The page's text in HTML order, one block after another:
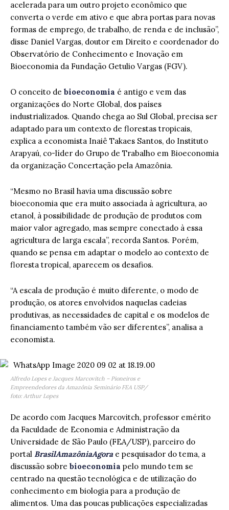
acelerada para um outro projeto econômico que
converta o verde em ativo e que abra portas para novas
formas de emprego, de trabalho, de renda e de inclusão”,
disse Daniel Vargas, doutor em Direito e coordenador do
Observatório de Conhecimento e Inovação em
Bioeconomia da Fundação Getulio Vargas (FGV).
O conceito de bioeconomia é antigo e vem das
organizações do Norte Global, dos países
industrializados. Quando chega ao Sul Global, precisa ser
adaptado para um contexto de florestas tropicais,
explica a economista Inaiê Takaes Santos, do Instituto
Arapyaú, co-líder do Grupo de Trabalho em Bioeconomia
da organização Concertação pela Amazônia.
“Mesmo no Brasil havia uma discussão sobre
bioeconomia que era muito associada à agricultura, ao
etanol, à possibilidade de produção de produtos com
maior valor agregado, mas sempre conectado à essa
agricultura de larga escala”, recorda Santos. Porém,
quando se pensa em adaptar o modelo ao contexto de
floresta tropical, aparecem os desafios.
“A escala de produção é muito diferente, o modo de
produção, os atores envolvidos naquelas cadeias
produtivas, as necessidades de capital e os modelos de
financiamento também vão ser diferentes”, analisa a
economista.
Alfredo Lopes e Jacques Marcovitch – Pioneiros e
Empreendedores da Amazônia Seminário FEA USP/
foto: Arthur Lopes
De acordo com Jacques Marcovitch, professor emérito
da Faculdade de Economia e Administração da
Universidade de São Paulo (FEA/USP), parceiro do
portal BrasilAmazôniaAgora e pesquisador do tema, a
discussão sobre bioeconomia pelo mundo tem se
centrado na questão tecnológica e de utilização do
conhecimento em biologia para a produção de
alimentos. Uma das poucas publicações especializadas